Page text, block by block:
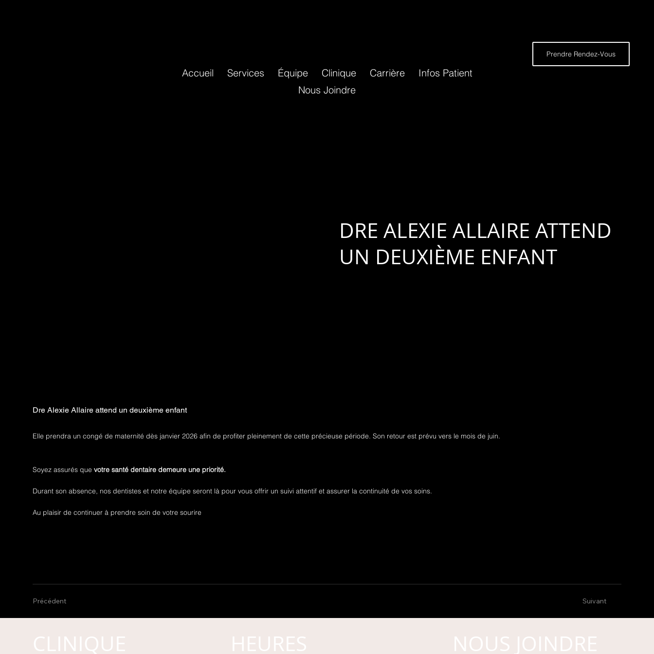
Accueil Services Équipe Clinique Carrière
Infos Patient
Nous Joindre
Prendre Rendez-Vous
DRE ALEXIE ALLAIRE ATTEND
UN DEUXIÈME ENFANT
Dre Alexie Allaire attend un deuxième enfant
Elle prendra un congé de maternité dès janvier 2026 afin de profiter pleinement de cette précieuse période. Son retour est prévu vers le mois de juin.
Soyez assurés quevotre santé dentaire demeure une priorité.
Durant son absence, nos dentistes et notre équipe seront là pour vous offrir un suivi attentif et assurer la continuité de vos soins.
Au plaisir de continuer à prendre soin de votre sourire
Précédent Suivant
CLINIQUE HEURES NOUS JOINDRE